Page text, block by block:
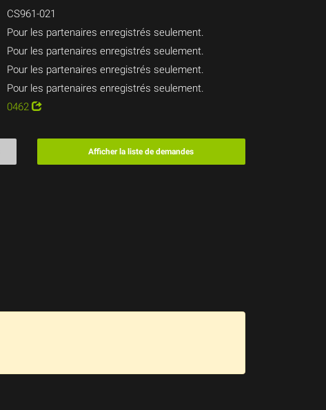
CS961-021
Pour les partenaires enregistrés seulement.
Pour les partenaires enregistrés seulement.
Pour les partenaires enregistrés seulement.
Pour les partenaires enregistrés seulement.
0462
Afficher la liste de demandes